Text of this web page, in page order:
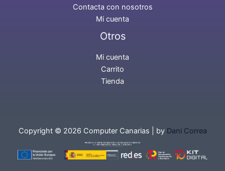
Contacta con nosotros
Mi cuenta
Otros
Mi cuenta
Carrito
Tienda
Copyright © 2026 Computer Canarias | by Dani Correa